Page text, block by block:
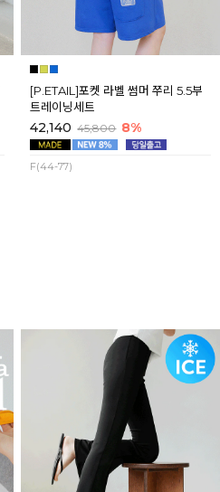
[P.ETAIL]포켓 라벨 썸머 쭈리 5.5부
트레이닝세트
42,140 45,800 8%
F(44-77)